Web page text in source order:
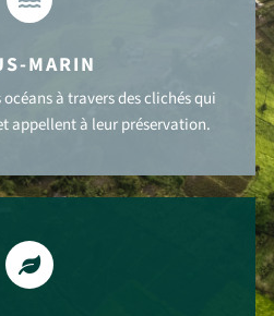

MARIN
à travers des clichés qui
appellent à leur préservation.
